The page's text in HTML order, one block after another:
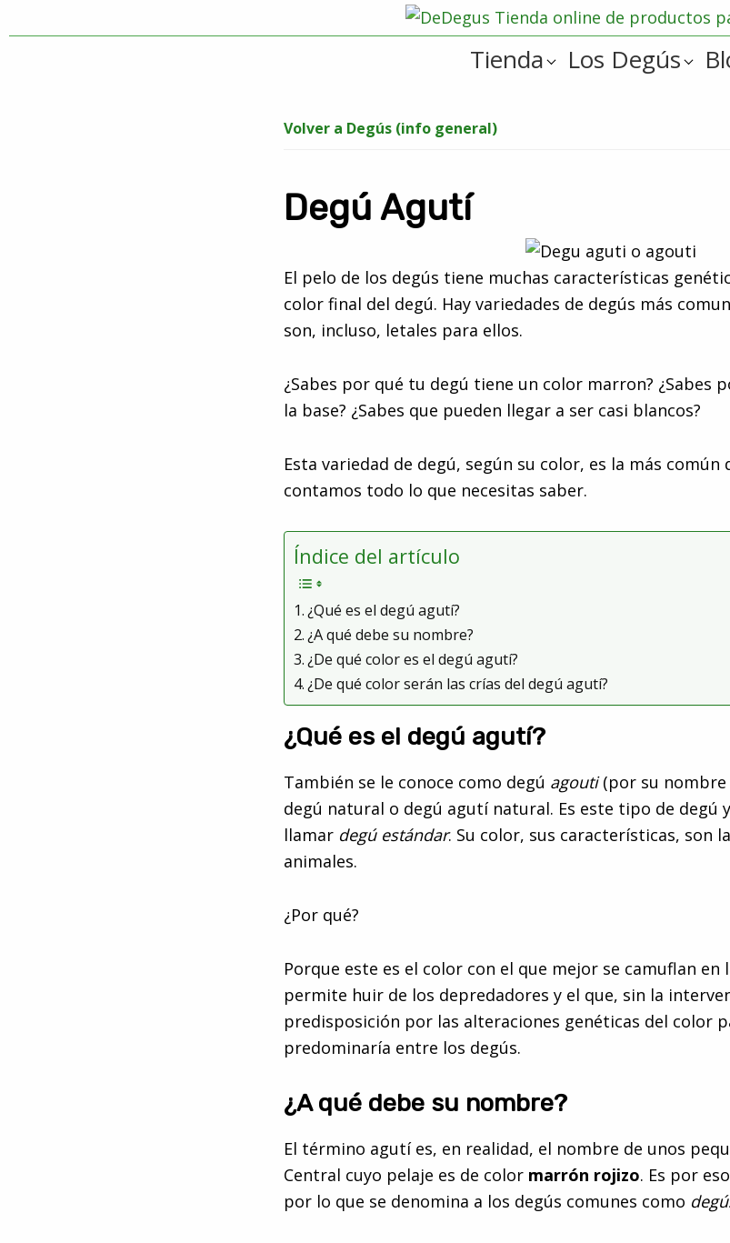
a
al
De
Tienda
Tienda Los Degús
Volver a Degús (info general)
Degú Agutí
El pelo de los degús tiene muchas características
color final del degú. Hay variedades de degús más
son, incluso, letales para ellos.
¿Sabes por qué tu degú tiene un color marron? ¿Sabes
la base? ¿Sabes que pueden llegar a ser casi blancos?
Esta variedad de degú, según su color, es la más común
contamos todo lo que necesitas saber.
Índice del artículo
¿Qué es el degú agutí?
¿A qué debe su nombre?
¿De qué color es el degú agutí?
¿De qué color serán las crías del degú agutí?
¿Qué es el degú agutí?
También se le conoce como degú agouti(por su nombre
degú natural o degú agutí natural. Es este tipo de degú
llamar degú estándar. Su color, sus características, son
animales.
¿Por qué?
Porque este es el color con el que mejor se camuflan en
permite huir de los depredadores y el que, sin la
predisposición por las alteraciones genéticas del color
predominaría entre los degús.
¿A qué debe su nombre?
El término agutí es, en realidad, el nombre de unos
Central cuyo pelaje es de color marrón rojizo. Es por
por lo que se denomina a los degús comunes como